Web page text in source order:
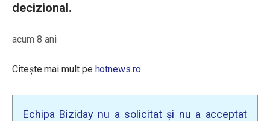
decizional.
acum 8 ani
Citește mai mult pe hotnews.ro
Echipa Biziday nu a solicitat și nu a acceptat